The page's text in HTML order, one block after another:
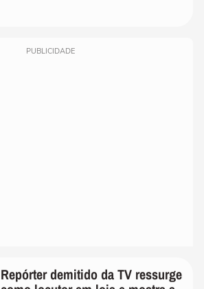
PUBLICIDADE
Repórter demitido da TV ressurge